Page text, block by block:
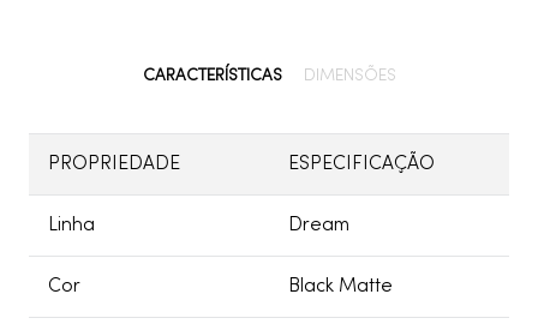
CARACTERÍSTICAS DIMENSÕES
PROPRIEDADE ESPECIFICAÇÃO
Linha Dream
Cor Black Matte